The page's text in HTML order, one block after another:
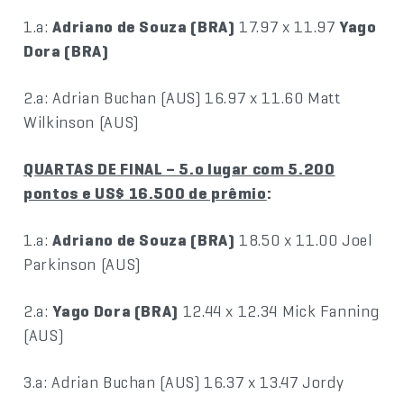
1.a:Adriano de Souza (BRA) 17.97 x 11.97Yago
Dora (BRA)
2.a: Adrian Buchan (AUS) 16.97 x 11.60 Matt
Wilkinson (AUS)
QUARTAS DE FINAL – 5.o lugar com 5.200
pontos e US$ 16.500 de prêmio:
1.a:Adriano de Souza (BRA) 18.50 x 11.00 Joel
Parkinson (AUS)
2.a:Yago Dora (BRA) 12.44 x 12.34 Mick Fanning
(AUS)
3.a: Adrian Buchan (AUS) 16.37 x 13.47 Jordy